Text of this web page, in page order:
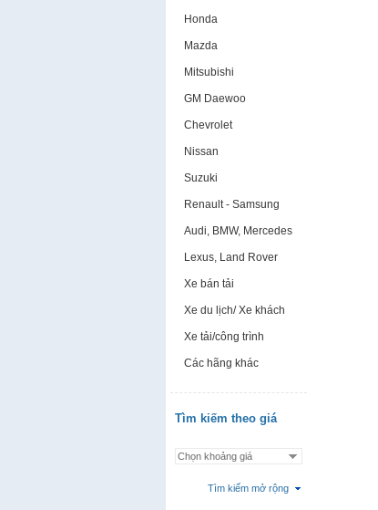
Honda
Mazda
Mitsubishi
GM Daewoo
Chevrolet
Nissan
Suzuki
Renault - Samsung
Audi, BMW, Mercedes
Lexus, Land Rover
Xe bán tải
Xe du lịch/ Xe khách
Xe tải/công trình
Các hãng khác
Tìm kiếm theo giá
Tìm kiếm mở rộng